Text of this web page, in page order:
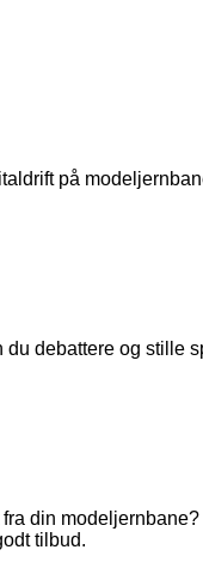
på
debattere og stille
din
tilbud.